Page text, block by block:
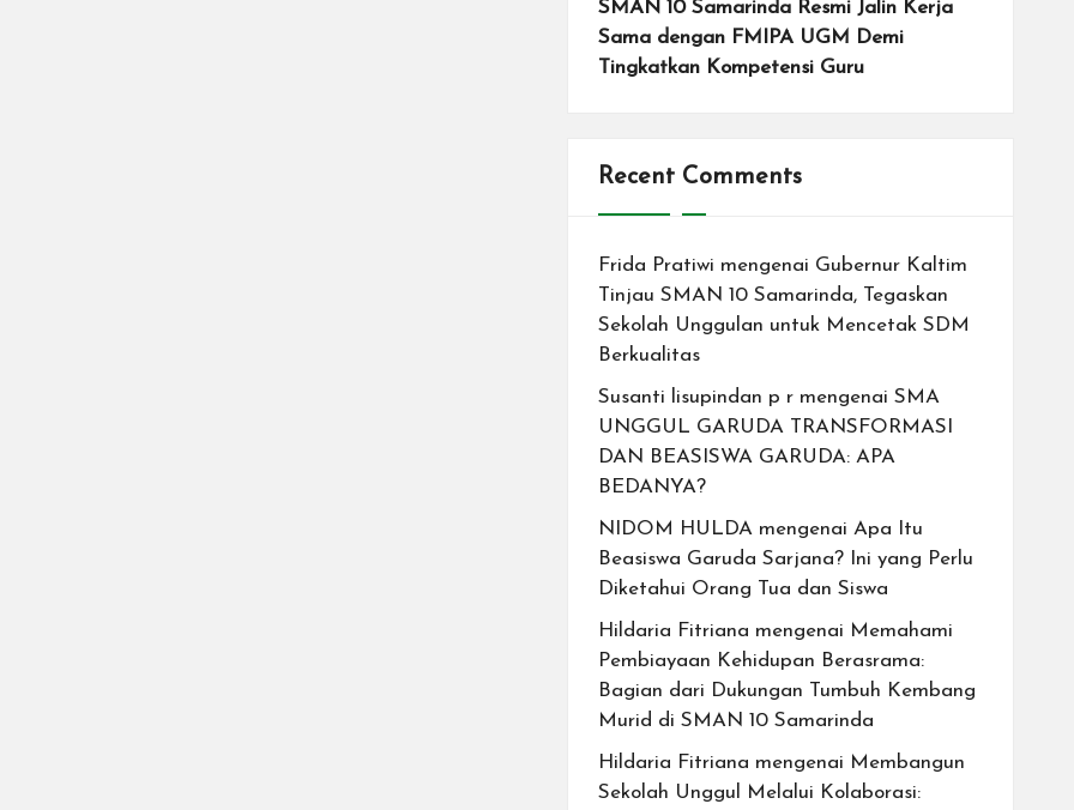
SMAN 10 Samarinda Resmi Jalin Kerja
Sama dengan FMIPA UGM Demi
Tingkatkan Kompetensi Guru
Recent Comments
Frida Pratiwi mengenai Gubernur Kaltim
Tinjau SMAN 10 Samarinda, Tegaskan
Sekolah Unggulan untuk Mencetak SDM
Berkualitas
Susanti lisupindan p rmengenai SMA
UNGGUL GARUDA TRANSFORMASI
DAN BEASISWA GARUDA: APA
BEDANYA?
NIDOM HULDAmengenai Apa Itu
Beasiswa Garuda Sarjana? Ini yang Perlu
Diketahui Orang Tua dan Siswa
Hildaria Fitriana mengenai Memahami
Pembiayaan Kehidupan Berasrama:
Bagian dari Dukungan Tumbuh Kembang
Murid di SMAN 10 Samarinda
Hildaria Fitriana mengenai Membangun
Sekolah Unggul Melalui Kolaborasi: